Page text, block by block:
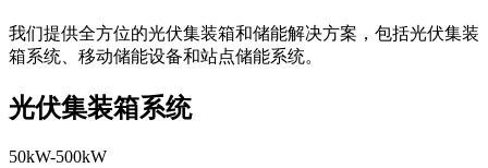
我们提供全方位的光伏集装箱和储能解决方案，包括光伏集装
箱系统、移动储能设备和站点储能系统。
光伏集装箱系统
50kW-500kW